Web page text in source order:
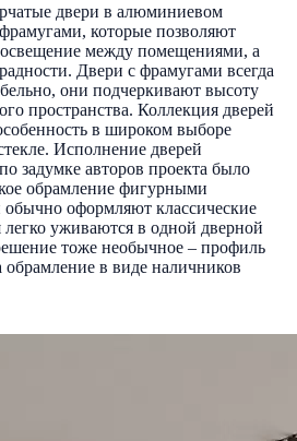
двери в алюминиевом
которые позволяют
освещение между помещениями, а
Двери с фрамугами всегда
они подчеркивают высоту
пространства. Коллекция дверей
в широком выборе
Исполнение дверей
задумке авторов проекта было
обрамление фигурными
оформляют классические
уживаются в одной дверной
тоже необычное – профиль
обрамление в виде наличников